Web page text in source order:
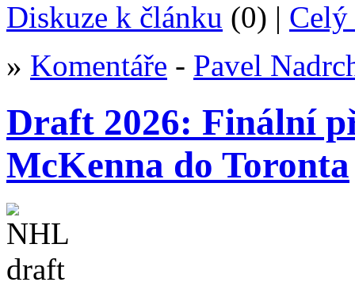
Diskuze k článku (0) | Celý
» Komentáře - Pavel
Draft 2026: Finální
McKenna do Toronta